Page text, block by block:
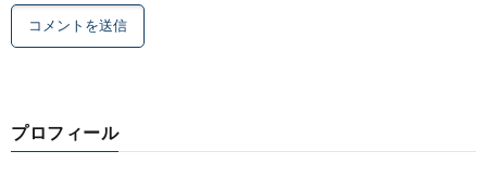
プロフィール